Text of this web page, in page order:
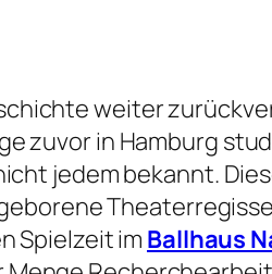
weiter
zuvor in Hamburg
jedem bekannt.
Spielzeit im Ballhaus